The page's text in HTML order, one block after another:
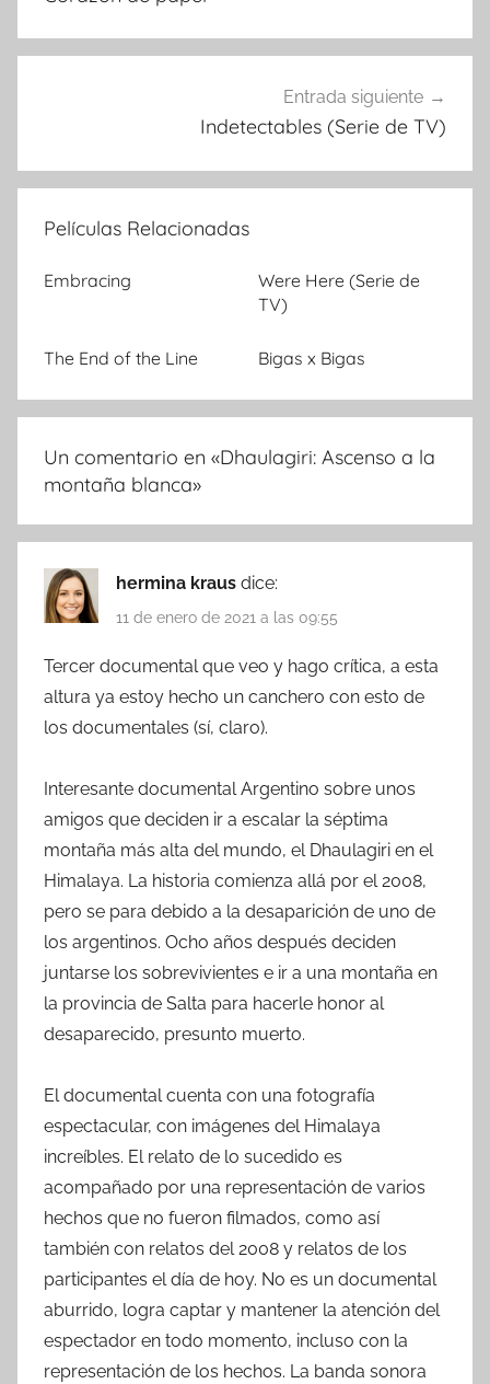
de
entradas
Entrada siguiente
Indetectables (Serie de TV)
Películas Relacionadas
Embracing
Were Here (Serie de
TV)
The End of the Line Bigas x Bigas
Un comentario en «Dhaulagiri: Ascenso a la
montaña blanca»
hermina kraus dice:
11 de enero de 2021 a las 09:55
Tercer documental que veo y hago crítica, a esta
altura ya estoy hecho un canchero con esto de
los documentales (sí, claro).
Interesante documental Argentino sobre unos
amigos que deciden ir a escalar la séptima
montaña más alta del mundo, el Dhaulagiri en el
Himalaya. La historia comienza allá por el 2008,
pero se para debido a la desaparición de uno de
los argentinos. Ocho años después deciden
juntarse los sobrevivientes e ir a una montaña en
la provincia de Salta para hacerle honor al
desaparecido, presunto muerto.
El documental cuenta con una fotografía
espectacular, con imágenes del Himalaya
increíbles. El relato de lo sucedido es
acompañado por una representación de varios
hechos que no fueron filmados, como así
también con relatos del 2008 y relatos de los
participantes el día de hoy. No es un documental
aburrido, logra captar y mantener la atención del
espectador en todo momento, incluso con la
representación de los hechos. La banda sonora